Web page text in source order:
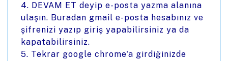
4. DEVAM ET deyip e-posta yazma alanına
ulaşın. Buradan gmail e-posta hesabınız ve
şifrenizi yazıp giriş yapabilirsiniz ya da
kapatabilirsiniz.
5. Tekrar google chrome'a girdiğinizde